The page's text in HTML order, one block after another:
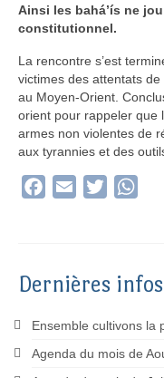
Ainsi les bahá’ís ne
constitutionnel.
La rencontre s’est
victimes des attentats
au Moyen-Orient.
orient pour rappeler que
armes non violentes de
aux tyrannies et des
Facebook
Email Twitter
Dernières infos
Ensemble cultivons la
Agenda du mois de